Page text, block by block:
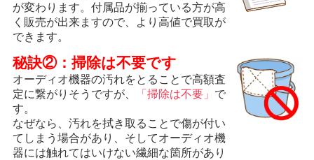
が変わります。付属品が揃っている方が高
く販売が出来ますので、より高値で買取が
できます。
秘訣②：掃除は不要です
オーディオ機器の汚れをとることで高額査
定に繋がりそうですが、
「掃除は不要」 で
す。
なぜなら、汚れを拭き取ることで傷が付い
てしまう場合があり、そしてオーディオ機
器には触れてはいけない繊細な箇所があり